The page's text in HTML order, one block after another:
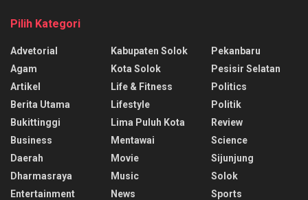
Pilih Kategori
Advetorial
Agam
Artikel
Berita Utama
Bukittinggi
Business
Daerah
Dharmasraya
Entertainment
Kabupaten Solok
Kota Solok
Life & Fitness
Lifestyle
Lima Puluh Kota
Mentawai
Movie
Music
News
Pekanbaru
Pesisir Selatan
Politics
Politik
Review
Science
Sijunjung
Solok
Sports